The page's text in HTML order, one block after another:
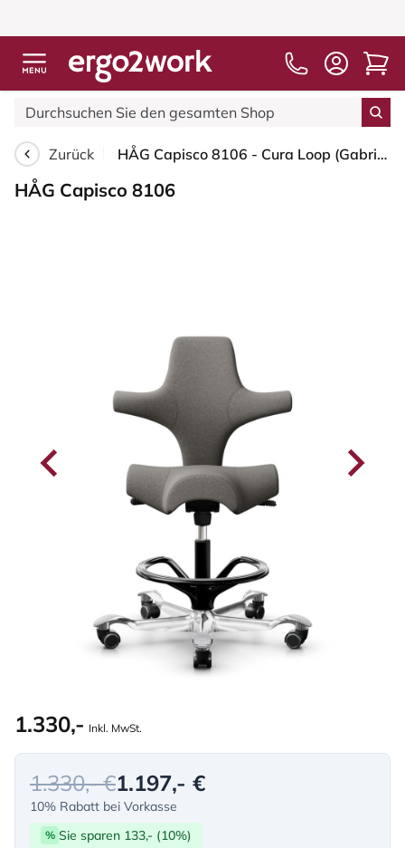
Zurück HÅG Capisco 8106 - Cura Loop (Gabriel) - Recyceltes Polyester - CLP61168 Beige-grey - Schwarz - 265 mm (Sitzhöhe 53-79cm) - Weiche Rollen für harte Böden
HÅG Capisco 8106
1.330,- Inkl. MwSt.
1.330,- €1.197,- €
10% Rabatt bei Vorkasse
% Sie sparen 133,- (10%)